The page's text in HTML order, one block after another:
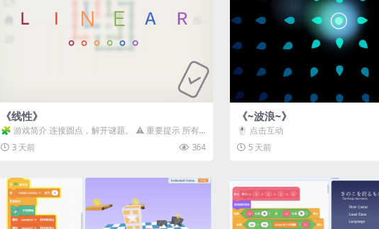
《线性》
🧩 游戏简介 连接圆点，解开谜题。 ⚠️ 重要提示 所有
关卡均可通关，请确保使用...
3 天前 364
《~波浪~》
🖱️ 点击互动
5 天前